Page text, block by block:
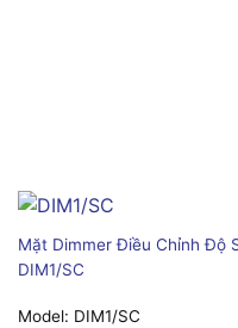
Mặt Dimmer Điều Chỉnh Độ
DIM1/SC
Model: DIM1/SC